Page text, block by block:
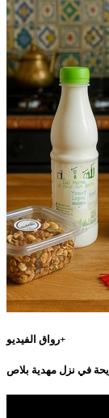
رواق الفيديو+
في نزل مهدية بلاص